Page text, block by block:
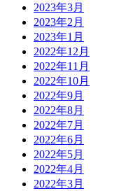
2023年3月
2023年2月
2023年1月
2022年12月
2022年11月
2022年10月
2022年9月
2022年8月
2022年7月
2022年6月
2022年5月
2022年4月
2022年3月